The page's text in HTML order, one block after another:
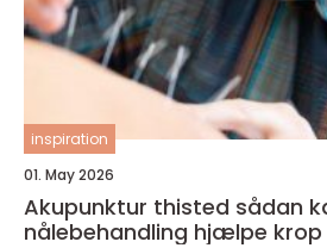
inspiration
01. May 2026
Akupunktur thisted sådan kan
nålebehandling hjælpe krop